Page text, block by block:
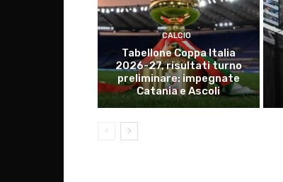
CALCIO
Tabellone Coppa Italia
2026-27, risultati turno
preliminare: impegnate
Catania e Ascoli